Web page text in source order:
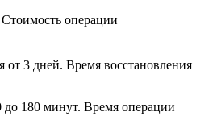
Стоимость операции
Время восстановления
Время операции